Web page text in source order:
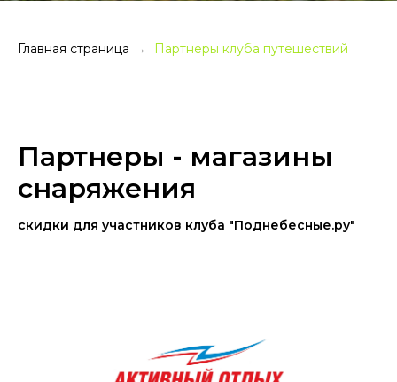
Главная страница → Партнеры клуба путешествий
Партнеры - магазины
снаряжения
скидки для участников клуба "Поднебесные.ру"